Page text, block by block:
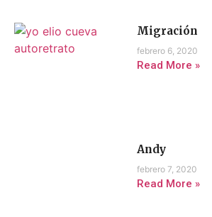
Migración
febrero 6, 2020
Read More »
Andy
febrero 7, 2020
Read More »